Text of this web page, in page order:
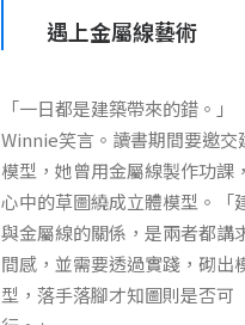
遇上金屬線藝術
「一日都是建築帶來的錯。」
Winnie笑言。讀書期間要邀交
模型，她曾用金屬線製作功課
心中的草圖繞成立體模型。「
與金屬線的關係，是兩者都講
間感，並需要透過實踐，砌出
型，落手落腳才知圖則是否可